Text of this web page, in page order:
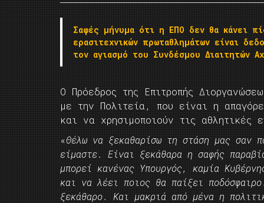
Σαφές μήνυμα ότι η ΕΠΟ δεν θα κάνει
ερασιτεχνικών πρωταθλημάτων είναι
τον αγιασμό του Συνδέσμου Διαιτητών
Ο Πρόεδρος της Επιτροπής
με την Πολιτεία, που είναι η
και να χρησιμοποιούν τις
«Θέλω να ξεκαθαρίσω τη στάση μας σαν
είμαστε. Είναι ξεκάθαρα η σαφής
μπορεί κανένας Υπουργός, καμία
και να λέει ποιος θα παίξει
ξεκάθαρο. Και μακριά από μένα η